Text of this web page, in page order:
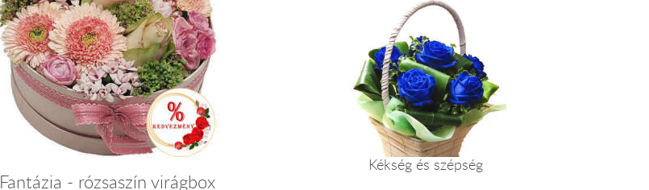
Fantázia - rózsaszín virágbox
Kékség és szépség